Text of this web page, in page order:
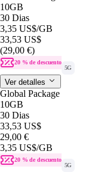
10GB
30 Dias
3,35 US$/GB
33,53 US$
(29,00 €)
20 % de descuento
5G
Ver detalles
Global Package
10GB
30 Dias
33,53 US$
29,00 €
3,35 US$/GB
20 % de descuento
5G